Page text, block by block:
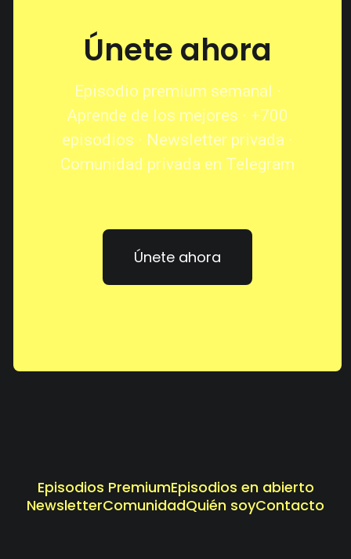
Únete ahora
Episodio premium semanal ·
Aprende de los mejores · +700
episodios · Newsletter privada ·
Comunidad privada en Telegram
Únete ahora
Episodios PremiumEpisodios en abierto
NewsletterComunidadQuién soyContacto